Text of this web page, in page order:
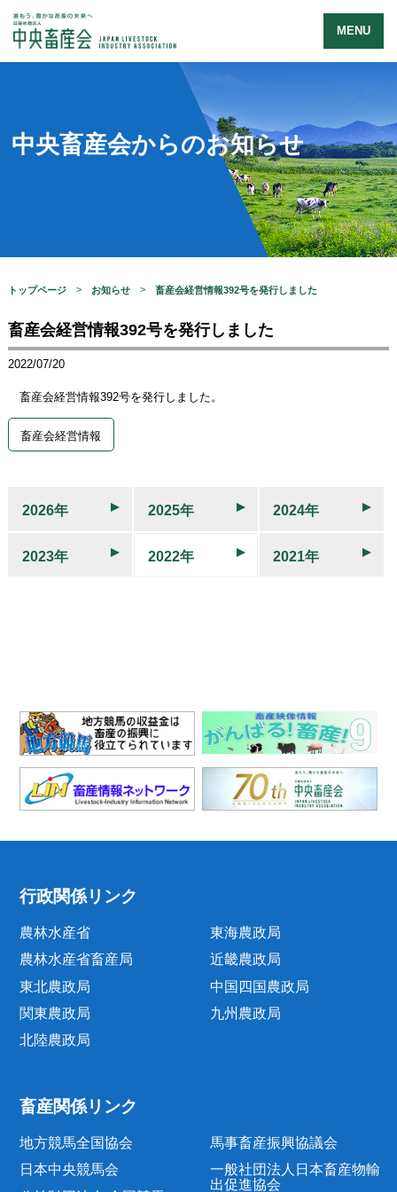
MENU
中央畜産会からのお知らせ
トップページ お知らせ 畜産会経営情報392号を発行しました
畜産会経営情報392号を発行しました
2022/07/20
畜産会経営情報392号を発行しました。
畜産会経営情報
2026年 2025年 2024年
2023年 2022年 2021年
行政関係リンク
農林水産省
農林水産省畜産局
東北農政局
関東農政局
北陸農政局
東海農政局
近畿農政局
中国四国農政局
九州農政局
畜産関係リンク
地方競馬全国協会
日本中央競馬会
馬事畜産振興協議会
一般社団法人日本畜産物輸
出促進協会